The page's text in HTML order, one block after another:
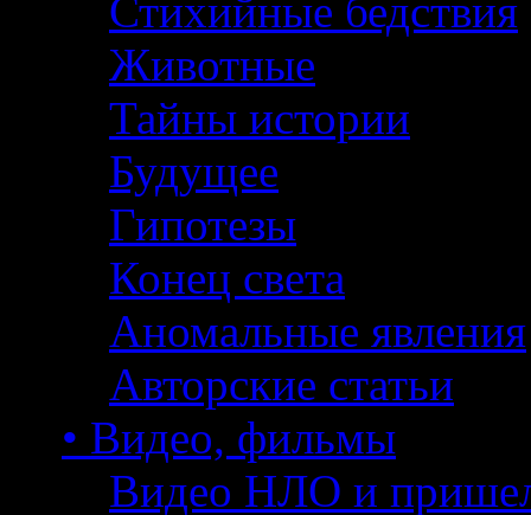
Стихийные бедствия
Животные
Тайны истории
Будущее
Гипотезы
Конец света
Аномальные явления
Авторские статьи
• Видео, фильмы
Видео НЛО и